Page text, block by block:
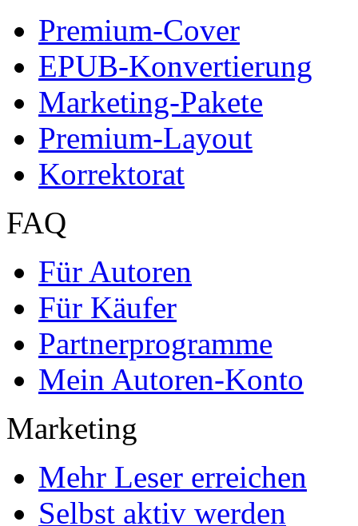
Premium-Cover
EPUB-Konvertierung
Marketing-Pakete
Premium-Layout
Korrektorat
FAQ
Für Autoren
Für Käufer
Partnerprogramme
Mein Autoren-Konto
Marketing
Mehr Leser erreichen
Selbst aktiv werden